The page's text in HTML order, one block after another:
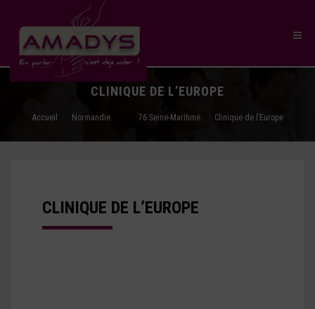
CLINIQUE DE L’EUROPE
Accueil Normandie 76 Seine-Maritime Clinique de l’Europe
CLINIQUE DE L’EUROPE